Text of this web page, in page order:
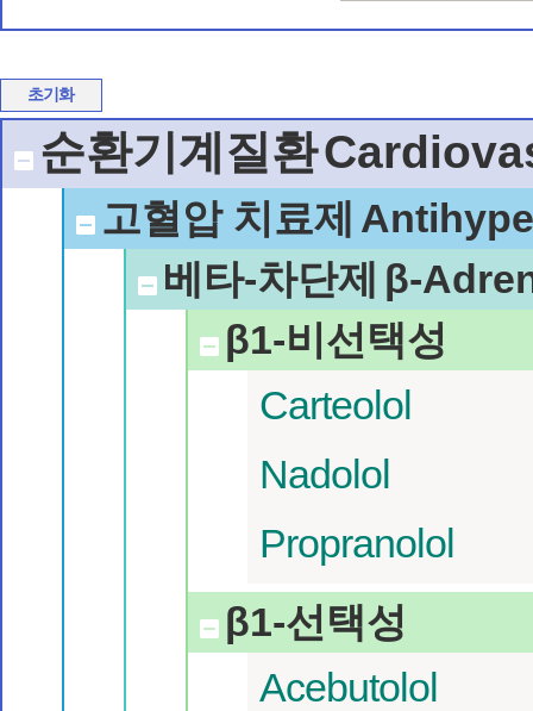
초기화
순환기계질환
고혈압 치료제
베타-차단제 β-
β1-비선택성
Carteolol
Nadolol
Propranolol
β1-선택성
Acebutolol